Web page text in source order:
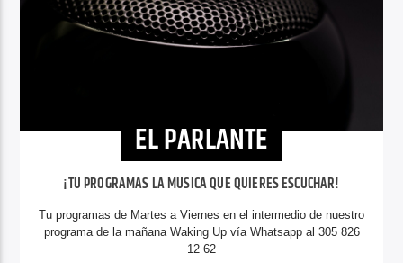
EL PARLANTE
¡TU PROGRAMAS LA MUSICA QUE QUIERES ESCUCHAR!
Tu programas de Martes a Viernes en el intermedio de nuestro
programa de la mañana Waking Up vía Whatsapp al 305 826
12 62